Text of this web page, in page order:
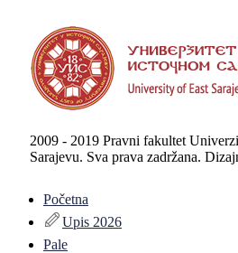
2009 - 2019 Pravni fakultet
Sarajevu. Sva prava zadržana.
Početna
Upis 2026
Pale